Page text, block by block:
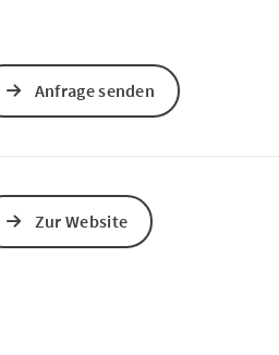
Anfrage senden
Zur Website